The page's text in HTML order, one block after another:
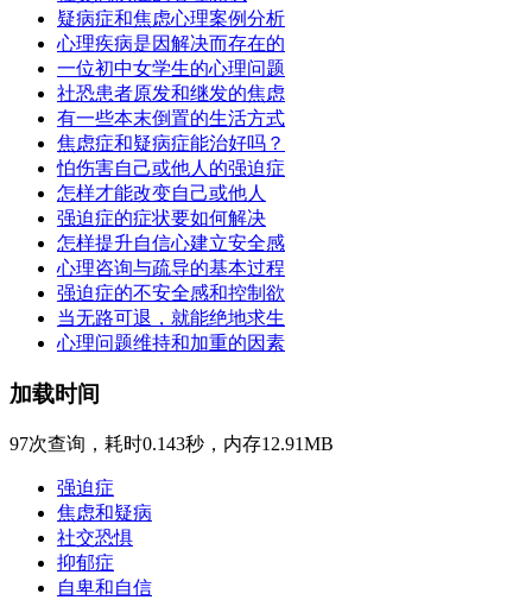
疑病症和焦虑心理案例分析
心理疾病是因解决而存在的
一位初中女学生的心理问题
社恐患者原发和继发的焦虑
有一些本末倒置的生活方式
焦虑症和疑病症能治好吗？
怕伤害自己或他人的强迫症
怎样才能改变自己或他人
强迫症的症状要如何解决
怎样提升自信心建立安全感
心理咨询与疏导的基本过程
强迫症的不安全感和控制欲
当无路可退，就能绝地求生
心理问题维持和加重的因素
加载时间
97次查询，耗时0.143秒，内存12.91MB
强迫症
焦虑和疑病
社交恐惧
抑郁症
自卑和自信